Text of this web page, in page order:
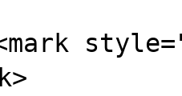
<mark